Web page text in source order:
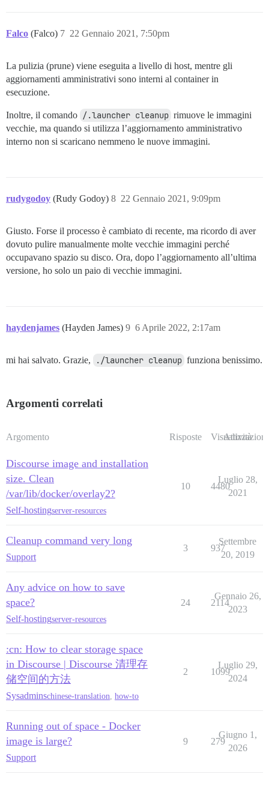
deleted:
deleted:
deleted:
deleted:
deleted:
deleted:
deleted:
untagged: local_discourse/metaruby:latest
deleted:
deleted:
deleted:
Spazio totale recuperato: 15,81 GB
Falco (Falco) 22 Gennaio 2021, 7:50pm
7
La pulizia (prune) viene eseguita a livello di host, mentre gli
aggiornamenti amministrativi sono interni al container in
esecuzione.
Inoltre, il comando /.launcher cleanup rimuove le immagini
vecchie, ma quando si utilizza l’aggiornamento amministrativo
interno non si scaricano nemmeno le nuove immagini.
rudygodoy (Rudy Godoy) 22 Gennaio 2021, 9:09pm
8
Giusto. Forse il processo è cambiato di recente, ma ricordo di aver
dovuto pulire manualmente molte vecchie immagini perché
occupavano spazio su disco. Ora, dopo l’aggiornamento all’ultima
versione, ho solo un paio di vecchie immagini.
haydenjames (Hayden James) 6 Aprile 2022, 2:17am
9
mi hai salvato. Grazie, ./launcher cleanup funziona benissimo.
Argomenti correlati
Argomento Risposte Visualizzazioni
Attività
Discourse image and installation
size. Clean
/var/lib/docker/overlay2?
Self-hostingserver-resources
10 4480
Luglio 28,
2021
Cleanup command very long
Support
3 937
Settembre
20, 2019
Any advice on how to save
space?
Self-hostingserver-resources
24 2114
Gennaio 26,
2023
:cn: How to clear storage space
in Discourse | Discourse 清理存
储空间的方法
Sysadminschinese-translation how-to
2 1099
Luglio 29,
2024
Running out of space - Docker
image is large?
Support
9 279
Giugno 1,
2026